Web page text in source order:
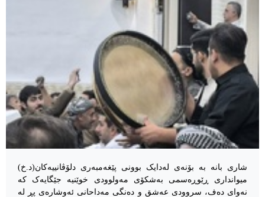
شاری بانە بە بۆنەی لەدایک بوونی پێغەمبەری دلۆڤانییەکان(د.خ)
میوانداری ڕێوڕەسمی بەشکۆی مەولوودی خوێنیە جێگایەک کە
نەوای دەف، سروودی عەشق و دەنگی مەداحانی ئەوشارەی پڕ لە